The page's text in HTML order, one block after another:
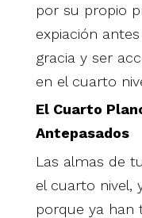
por su propio
expiación
gracia y ser
en el cuarto
El Cuarto
Antepasados
Las almas de
el cuarto nivel,
porque ya han